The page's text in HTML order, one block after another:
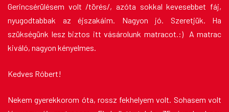
Gerincsérülésem volt /törés/, azóta sokkal kevesebbet fáj,
nyugodtabbak az éjszakáim. Nagyon jó. Szeretjük. Ha
szükségünk lesz biztos itt vásárolunk matracot.:) A matrac
kiváló, nagyon kényelmes.
Kedves Róbert!
Nekem gyerekkorom óta, rossz fekhelyem volt. Sohasem volt